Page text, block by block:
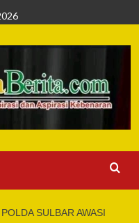
SULBAR AWASI